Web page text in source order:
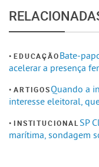
EDUCAÇÃOBate-
acelerar a presença
ARTIGOSQuando a
interesse eleitoral,
INSTITUCIONAL SP
marítima, sondagem